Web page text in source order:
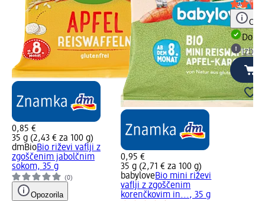
0,85 €
35 g (2,43 € za 100 g)
dmBioBio riževi vaflji z
zgoščenim jabolčnim
sokom, 35 g
(0)
Opozorila
0,95 €
35 g (2,71 € za 100 g)
babyloveBio mini riževi
vaflji z zgoščenim
korenčkovim in..., 35 g